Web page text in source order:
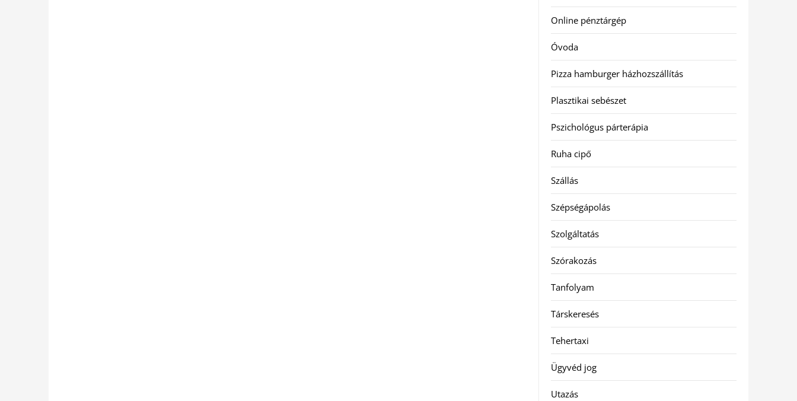
Online pénztárgép
Óvoda
Pizza hamburger házhozszállítás
Plasztikai sebészet
Pszichológus párterápia
Ruha cipő
Szállás
Szépségápolás
Szolgáltatás
Szórakozás
Tanfolyam
Társkeresés
Tehertaxi
Ügyvéd jog
Utazás